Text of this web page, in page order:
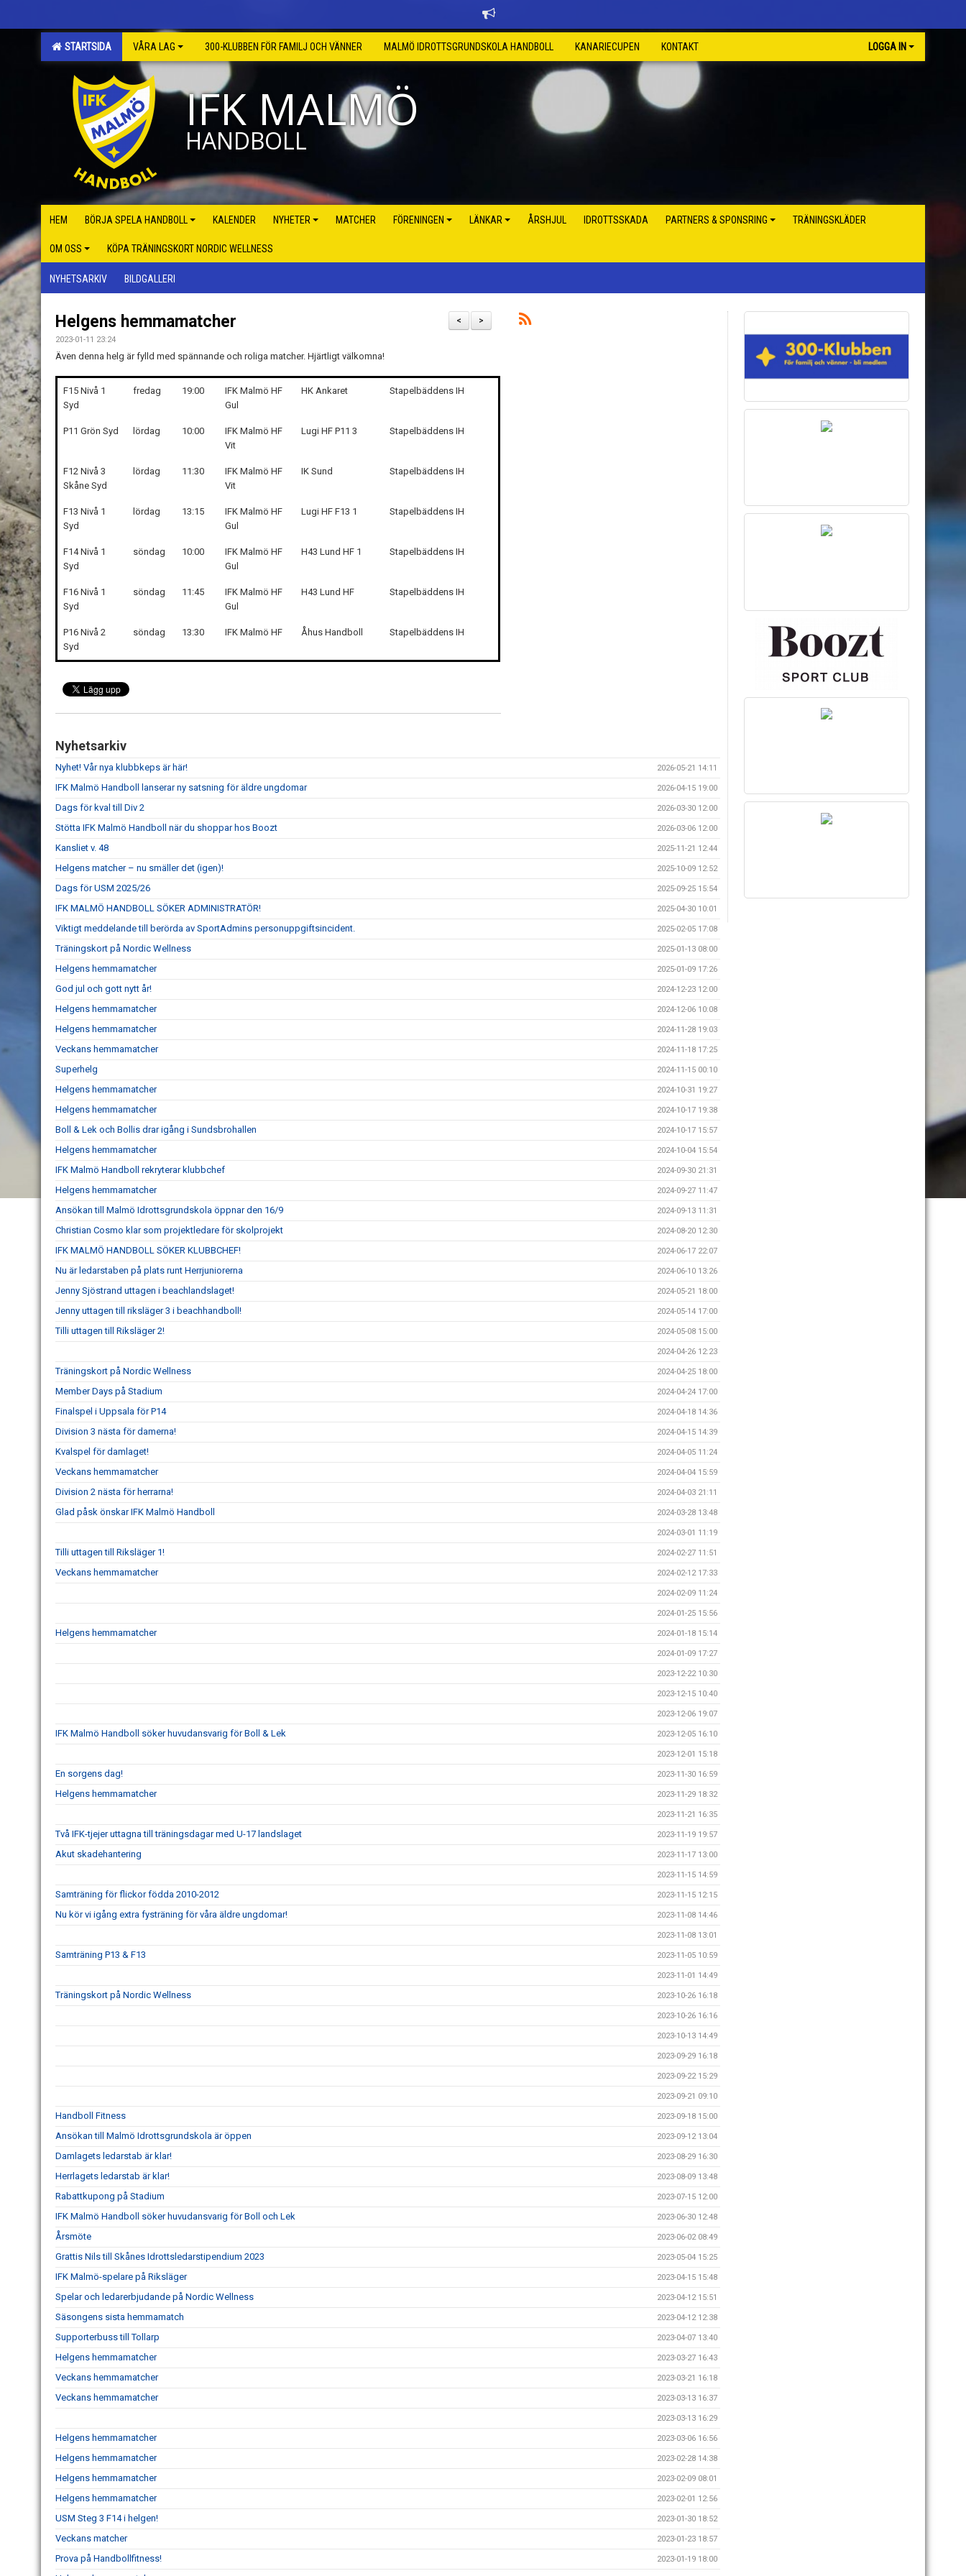
STARTSIDA VÅRA LAG 300-KLUBBEN FÖR FAMILJ OCH VÄNNER MALMÖ IDROTTSGRUNDSKOLA HANDBOLL KANARIECUPEN KONTAKT LOGGA IN
IFK MALMÖ
HANDBOLL
HEM BÖRJA SPELA HANDBOLL KALENDER NYHETER MATCHER FÖRENINGEN LÄNKAR ÅRSHJUL IDROTTSSKADA PARTNERS & SPONSRING TRÄNINGSKLÄDER
OM OSS KÖPA TRÄNINGSKORT NORDIC WELLNESS
NYHETSARKIV BILDGALLERI
>
<
Helgens hemmamatcher
2023-01-11 23:24
Även denna helg är fylld med spännande och roliga matcher. Hjärtligt välkomna!
F15 Nivå 1
Syd
fredag 19:00
IFK Malmö HF
Gul
HK Ankaret Stapelbäddens IH
P11 Grön Syd lördag 10:00
IFK Malmö HF
Vit
Lugi HF P11 3 Stapelbäddens IH
F12 Nivå 3
Skåne Syd
lördag 11:30
IFK Malmö HF
Vit
IK Sund Stapelbäddens IH
F13 Nivå 1
Syd
lördag 13:15
IFK Malmö HF
Gul
Lugi HF F13 1 Stapelbäddens IH
F14 Nivå 1
Syd
söndag 10:00
IFK Malmö HF
Gul
H43 Lund HF 1 Stapelbäddens IH
F16 Nivå 1
Syd
söndag 11:45
IFK Malmö HF
Gul
H43 Lund HF Stapelbäddens IH
P16 Nivå 2
Syd
söndag 13:30 IFK Malmö HF Åhus Handboll Stapelbäddens IH
Nyhetsarkiv
Nyhet! Vår nya klubbkeps är här! 2026-05-21 14:11
IFK Malmö Handboll lanserar ny satsning för äldre ungdomar 2026-04-15 19:00
Dags för kval till Div 2 2026-03-30 12:00
Stötta IFK Malmö Handboll när du shoppar hos Boozt 2026-03-06 12:00
Kansliet v. 48 2025-11-21 12:44
Helgens matcher – nu smäller det (igen)! 2025-10-09 12:52
Dags för USM 2025/26 2025-09-25 15:54
IFK MALMÖ HANDBOLL SÖKER ADMINISTRATÖR! 2025-04-30 10:01
Viktigt meddelande till berörda av SportAdmins personuppgiftsincident. 2025-02-05 17:08
Träningskort på Nordic Wellness 2025-01-13 08:00
Helgens hemmamatcher 2025-01-09 17:26
God jul och gott nytt år! 2024-12-23 12:00
Helgens hemmamatcher 2024-12-06 10:08
Helgens hemmamatcher 2024-11-28 19:03
Veckans hemmamatcher 2024-11-18 17:25
Superhelg 2024-11-15 00:10
Helgens hemmamatcher 2024-10-31 19:27
Helgens hemmamatcher 2024-10-17 19:38
Boll & Lek och Bollis drar igång i Sundsbrohallen 2024-10-17 15:57
Helgens hemmamatcher 2024-10-04 15:54
IFK Malmö Handboll rekryterar klubbchef 2024-09-30 21:31
Helgens hemmamatcher 2024-09-27 11:47
Ansökan till Malmö Idrottsgrundskola öppnar den 16/9 2024-09-13 11:31
Christian Cosmo klar som projektledare för skolprojekt 2024-08-20 12:30
IFK MALMÖ HANDBOLL SÖKER KLUBBCHEF! 2024-06-17 22:07
Nu är ledarstaben på plats runt Herrjuniorerna 2024-06-10 13:26
Jenny Sjöstrand uttagen i beachlandslaget! 2024-05-21 18:00
Jenny uttagen till riksläger 3 i beachhandboll! 2024-05-14 17:00
Tilli uttagen till Riksläger 2! 2024-05-08 15:00
2024-04-26 12:23
Träningskort på Nordic Wellness 2024-04-25 18:00
Member Days på Stadium 2024-04-24 17:00
Finalspel i Uppsala för P14 2024-04-18 14:36
Division 3 nästa för damerna! 2024-04-15 14:39
Kvalspel för damlaget! 2024-04-05 11:24
Veckans hemmamatcher 2024-04-04 15:59
Division 2 nästa för herrarna! 2024-04-03 21:11
Glad påsk önskar IFK Malmö Handboll 2024-03-28 13:48
2024-03-01 11:19
Tilli uttagen till Riksläger 1! 2024-02-27 11:51
Veckans hemmamatcher 2024-02-12 17:33
2024-02-09 11:24
2024-01-25 15:56
Helgens hemmamatcher 2024-01-18 15:14
2024-01-09 17:27
2023-12-22 10:30
2023-12-15 10:40
2023-12-06 19:07
IFK Malmö Handboll söker huvudansvarig för Boll & Lek 2023-12-05 16:10
2023-12-01 15:18
En sorgens dag! 2023-11-30 16:59
Helgens hemmamatcher 2023-11-29 18:32
2023-11-21 16:35
Två IFK-tjejer uttagna till träningsdagar med U-17 landslaget 2023-11-19 19:57
Akut skadehantering 2023-11-17 13:00
2023-11-15 14:59
Samträning för flickor födda 2010-2012 2023-11-15 12:15
Nu kör vi igång extra fysträning för våra äldre ungdomar! 2023-11-08 14:46
2023-11-08 13:01
Samträning P13 & F13 2023-11-05 10:59
2023-11-01 14:49
Träningskort på Nordic Wellness 2023-10-26 16:18
2023-10-26 16:16
2023-10-13 14:49
2023-09-29 16:18
2023-09-22 15:29
2023-09-21 09:10
Handboll Fitness 2023-09-18 15:00
Ansökan till Malmö Idrottsgrundskola är öppen 2023-09-12 13:04
Damlagets ledarstab är klar! 2023-08-29 16:30
Herrlagets ledarstab är klar! 2023-08-09 13:48
Rabattkupong på Stadium 2023-07-15 12:00
IFK Malmö Handboll söker huvudansvarig för Boll och Lek 2023-06-30 12:48
Årsmöte 2023-06-02 08:49
Grattis Nils till Skånes Idrottsledarstipendium 2023 2023-05-04 15:25
IFK Malmö-spelare på Riksläger 2023-04-15 15:48
Spelar och ledarerbjudande på Nordic Wellness 2023-04-12 15:51
Säsongens sista hemmamatch 2023-04-12 12:38
Supporterbuss till Tollarp 2023-04-07 13:40
Helgens hemmamatcher 2023-03-27 16:43
Veckans hemmamatcher 2023-03-21 16:18
Veckans hemmamatcher 2023-03-13 16:37
2023-03-13 16:29
Helgens hemmamatcher 2023-03-06 16:56
Helgens hemmamatcher 2023-02-28 14:38
Helgens hemmamatcher 2023-02-09 08:01
Helgens hemmamatcher 2023-02-01 12:56
USM Steg 3 F14 i helgen! 2023-01-30 18:52
Veckans matcher 2023-01-23 18:57
Prova på Handbollfitness! 2023-01-19 18:00